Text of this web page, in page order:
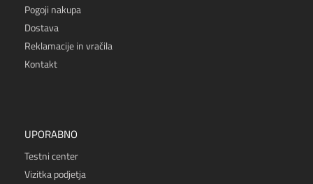
Pogoji nakupa
Dostava
Reklamacije in vračila
Kontakt
UPORABNO
Testni center
Vizitka podjetja